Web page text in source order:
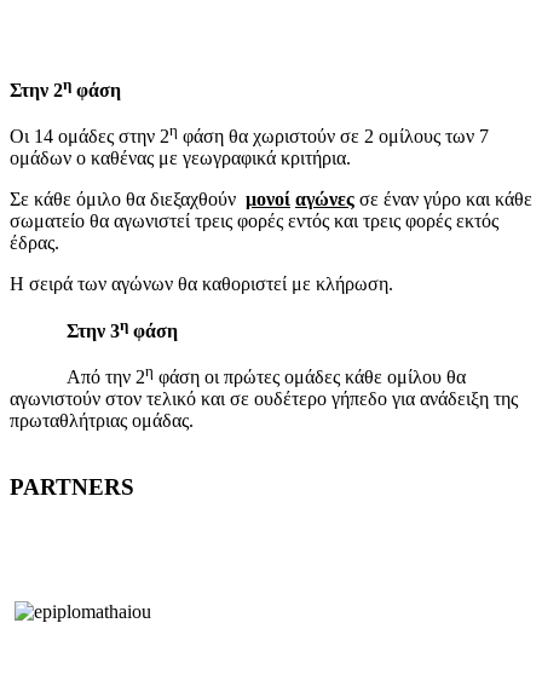
Στην 2η φάση
Οι 14 ομάδες στην 2η φάση θα χωριστούν σε 2 ομίλους των 7
ομάδων ο καθένας με γεωγραφικά κριτήρια.
Σε κάθε όμιλο θα διεξαχθούν μονοί αγώνες σε έναν γύρο και κάθε
σωματείο θα αγωνιστεί τρεις φορές εντός και τρεις φορές εκτός
έδρας.
Η σειρά των αγώνων θα καθοριστεί με κλήρωση.
Στην 3η φάση
Από την 2η φάση οι πρώτες ομάδες κάθε ομίλου θα
αγωνιστούν στον τελικό και σε ουδέτερο γήπεδο για ανάδειξη της
πρωταθλήτριας ομάδας.
PARTNERS